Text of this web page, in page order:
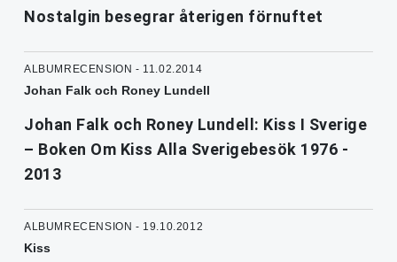
Nostalgin besegrar återigen förnuftet
ALBUMRECENSION - 11.02.2014
Johan Falk och Roney Lundell
Johan Falk och Roney Lundell: Kiss I Sverige
– Boken Om Kiss Alla Sverigebesök 1976 -
2013
ALBUMRECENSION - 19.10.2012
Kiss